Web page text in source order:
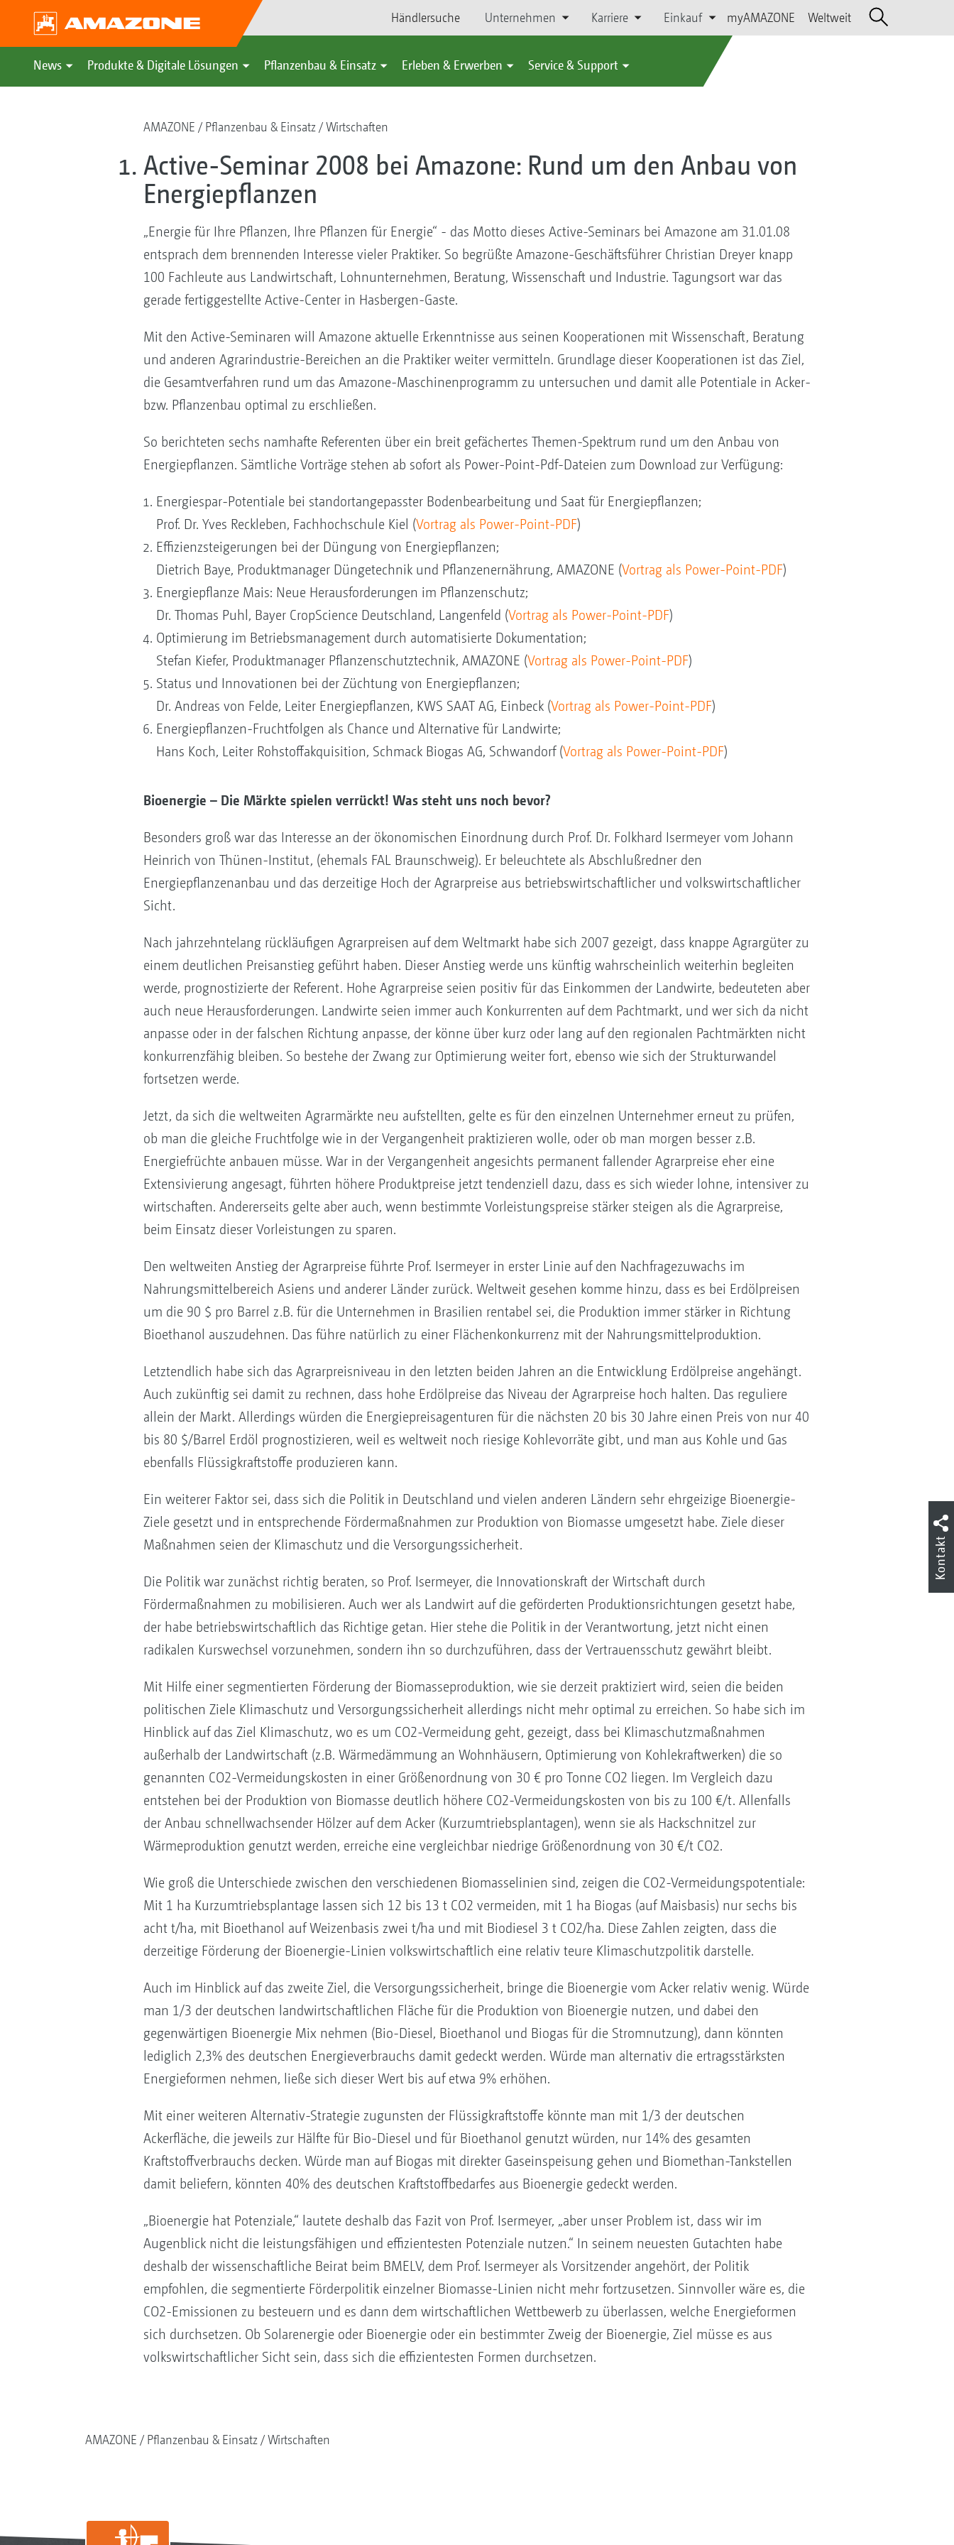
Händlersuche Unternehmen Karriere Einkauf myAMAZONE Weltweit
News Produkte & Digitale Lösungen Pflanzenbau & Einsatz Erleben & Erwerben Service & Support
AMAZONE Pflanzenbau & Einsatz Wirtschaften
Active-Seminar 2008 bei Amazone: Rund um den Anbau von
Energiepflanzen
„Energie für Ihre Pflanzen, Ihre Pflanzen für Energie“ - das Motto dieses Active-Seminars bei Amazone am 31.01.08
entsprach dem brennenden Interesse vieler Praktiker. So begrüßte Amazone-Geschäftsführer Christian Dreyer knapp
100 Fachleute aus Landwirtschaft, Lohnunternehmen, Beratung, Wissenschaft und Industrie. Tagungsort war das
gerade fertiggestellte Active-Center in Hasbergen-Gaste.
Mit den Active-Seminaren will Amazone aktuelle Erkenntnisse aus seinen Kooperationen mit Wissenschaft, Beratung
und anderen Agrarindustrie-Bereichen an die Praktiker weiter vermitteln. Grundlage dieser Kooperationen ist das Ziel,
die Gesamtverfahren rund um das Amazone-Maschinenprogramm zu untersuchen und damit alle Potentiale in Acker-
bzw. Pflanzenbau optimal zu erschließen.
So berichteten sechs namhafte Referenten über ein breit gefächertes Themen-Spektrum rund um den Anbau von
Energiepflanzen. Sämtliche Vorträge stehen ab sofort als Power-Point-Pdf-Dateien zum Download zur Verfügung:
Energiespar-Potentiale bei standortangepasster Bodenbearbeitung und Saat für Energiepflanzen;
Prof. Dr. Yves Reckleben, Fachhochschule Kiel (Vortrag als Power-Point-PDF)
Effizienzsteigerungen bei der Düngung von Energiepflanzen;
Dietrich Baye, Produktmanager Düngetechnik und Pflanzenernährung, AMAZONE (Vortrag als Power-Point-PDF)
Energiepflanze Mais: Neue Herausforderungen im Pflanzenschutz;
Dr. Thomas Puhl, Bayer CropScience Deutschland, Langenfeld (Vortrag als Power-Point-PDF)
Optimierung im Betriebsmanagement durch automatisierte Dokumentation;
Stefan Kiefer, Produktmanager Pflanzenschutztechnik, AMAZONE (Vortrag als Power-Point-PDF)
Status und Innovationen bei der Züchtung von Energiepflanzen;
Dr. Andreas von Felde, Leiter Energiepflanzen, KWS SAAT AG, Einbeck (Vortrag als Power-Point-PDF)
Energiepflanzen-Fruchtfolgen als Chance und Alternative für Landwirte;
Hans Koch, Leiter Rohstoffakquisition, Schmack Biogas AG, Schwandorf (Vortrag als Power-Point-PDF)
Bioenergie – Die Märkte spielen verrückt! Was steht uns noch bevor?
Besonders groß war das Interesse an der ökonomischen Einordnung durch Prof. Dr. Folkhard Isermeyer vom Johann
Heinrich von Thünen-Institut, (ehemals FAL Braunschweig). Er beleuchtete als Abschlußredner den
Energiepflanzenanbau und das derzeitige Hoch der Agrarpreise aus betriebswirtschaftlicher und volkswirtschaftlicher
Sicht.
Nach jahrzehntelang rückläufigen Agrarpreisen auf dem Weltmarkt habe sich 2007 gezeigt, dass knappe Agrargüter zu
einem deutlichen Preisanstieg geführt haben. Dieser Anstieg werde uns künftig wahrscheinlich weiterhin begleiten
werde, prognostizierte der Referent. Hohe Agrarpreise seien positiv für das Einkommen der Landwirte, bedeuteten aber
auch neue Herausforderungen. Landwirte seien immer auch Konkurrenten auf dem Pachtmarkt, und wer sich da nicht
anpasse oder in der falschen Richtung anpasse, der könne über kurz oder lang auf den regionalen Pachtmärkten nicht
konkurrenzfähig bleiben. So bestehe der Zwang zur Optimierung weiter fort, ebenso wie sich der Strukturwandel
fortsetzen werde.
Jetzt, da sich die weltweiten Agrarmärkte neu aufstellten, gelte es für den einzelnen Unternehmer erneut zu prüfen,
ob man die gleiche Fruchtfolge wie in der Vergangenheit praktizieren wolle, oder ob man morgen besser z.B.
Energiefrüchte anbauen müsse. War in der Vergangenheit angesichts permanent fallender Agrarpreise eher eine
Extensivierung angesagt, führten höhere Produktpreise jetzt tendenziell dazu, dass es sich wieder lohne, intensiver zu
wirtschaften. Andererseits gelte aber auch, wenn bestimmte Vorleistungspreise stärker steigen als die Agrarpreise,
beim Einsatz dieser Vorleistungen zu sparen.
Den weltweiten Anstieg der Agrarpreise führte Prof. Isermeyer in erster Linie auf den Nachfragezuwachs im
Nahrungsmittelbereich Asiens und anderer Länder zurück. Weltweit gesehen komme hinzu, dass es bei Erdölpreisen
um die 90 $ pro Barrel z.B. für die Unternehmen in Brasilien rentabel sei, die Produktion immer stärker in Richtung
Bioethanol auszudehnen. Das führe natürlich zu einer Flächenkonkurrenz mit der Nahrungsmittelproduktion.
Letztendlich habe sich das Agrarpreisniveau in den letzten beiden Jahren an die Entwicklung Erdölpreise angehängt.
Auch zukünftig sei damit zu rechnen, dass hohe Erdölpreise das Niveau der Agrarpreise hoch halten. Das reguliere
allein der Markt. Allerdings würden die Energiepreisagenturen für die nächsten 20 bis 30 Jahre einen Preis von nur 40
bis 80 $/Barrel Erdöl prognostizieren, weil es weltweit noch riesige Kohlevorräte gibt, und man aus Kohle und Gas
ebenfalls Flüssigkraftstoffe produzieren kann.
Ein weiterer Faktor sei, dass sich die Politik in Deutschland und vielen anderen Ländern sehr ehrgeizige Bioenergie-
Ziele gesetzt und in entsprechende Fördermaßnahmen zur Produktion von Biomasse umgesetzt habe. Ziele dieser
Maßnahmen seien der Klimaschutz und die Versorgungssicherheit.
Die Politik war zunächst richtig beraten, so Prof. Isermeyer, die Innovationskraft der Wirtschaft durch
Fördermaßnahmen zu mobilisieren. Auch wer als Landwirt auf die geförderten Produktionsrichtungen gesetzt habe,
der habe betriebswirtschaftlich das Richtige getan. Hier stehe die Politik in der Verantwortung, jetzt nicht einen
radikalen Kurswechsel vorzunehmen, sondern ihn so durchzuführen, dass der Vertrauensschutz gewährt bleibt.
Mit Hilfe einer segmentierten Förderung der Biomasseproduktion, wie sie derzeit praktiziert wird, seien die beiden
politischen Ziele Klimaschutz und Versorgungssicherheit allerdings nicht mehr optimal zu erreichen. So habe sich im
Hinblick auf das Ziel Klimaschutz, wo es um CO2-Vermeidung geht, gezeigt, dass bei Klimaschutzmaßnahmen
außerhalb der Landwirtschaft (z.B. Wärmedämmung an Wohnhäusern, Optimierung von Kohlekraftwerken) die so
genannten CO2-Vermeidungskosten in einer Größenordnung von 30 € pro Tonne CO2 liegen. Im Vergleich dazu
entstehen bei der Produktion von Biomasse deutlich höhere CO2-Vermeidungskosten von bis zu 100 €/t. Allenfalls
der Anbau schnellwachsender Hölzer auf dem Acker (Kurzumtriebsplantagen), wenn sie als Hackschnitzel zur
Wärmeproduktion genutzt werden, erreiche eine vergleichbar niedrige Größenordnung von 30 €/t CO2.
Wie groß die Unterschiede zwischen den verschiedenen Biomasselinien sind, zeigen die CO2-Vermeidungspotentiale:
Mit 1 ha Kurzumtriebsplantage lassen sich 12 bis 13 t CO2 vermeiden, mit 1 ha Biogas (auf Maisbasis) nur sechs bis
acht t/ha, mit Bioethanol auf Weizenbasis zwei t/ha und mit Biodiesel 3 t CO2/ha. Diese Zahlen zeigten, dass die
derzeitige Förderung der Bioenergie-Linien volkswirtschaftlich eine relativ teure Klimaschutzpolitik darstelle.
Auch im Hinblick auf das zweite Ziel, die Versorgungssicherheit, bringe die Bioenergie vom Acker relativ wenig. Würde
man 1/3 der deutschen landwirtschaftlichen Fläche für die Produktion von Bioenergie nutzen, und dabei den
gegenwärtigen Bioenergie Mix nehmen (Bio-Diesel, Bioethanol und Biogas für die Stromnutzung), dann könnten
lediglich 2,3% des deutschen Energieverbrauchs damit gedeckt werden. Würde man alternativ die ertragsstärksten
Energieformen nehmen, ließe sich dieser Wert bis auf etwa 9% erhöhen.
Mit einer weiteren Alternativ-Strategie zugunsten der Flüssigkraftstoffe könnte man mit 1/3 der deutschen
Ackerfläche, die jeweils zur Hälfte für Bio-Diesel und für Bioethanol genutzt würden, nur 14% des gesamten
Kraftstoffverbrauchs decken. Würde man auf Biogas mit direkter Gaseinspeisung gehen und Biomethan-Tankstellen
damit beliefern, könnten 40% des deutschen Kraftstoffbedarfes aus Bioenergie gedeckt werden.
„Bioenergie hat Potenziale,“ lautete deshalb das Fazit von Prof. Isermeyer, „aber unser Problem ist, dass wir im
Augenblick nicht die leistungsfähigen und effizientesten Potenziale nutzen.“ In seinem neuesten Gutachten habe
deshalb der wissenschaftliche Beirat beim BMELV, dem Prof. Isermeyer als Vorsitzender angehört, der Politik
empfohlen, die segmentierte Förderpolitik einzelner Biomasse-Linien nicht mehr fortzusetzen. Sinnvoller wäre es, die
CO2-Emissionen zu besteuern und es dann dem wirtschaftlichen Wettbewerb zu überlassen, welche Energieformen
sich durchsetzen. Ob Solarenergie oder Bioenergie oder ein bestimmter Zweig der Bioenergie, Ziel müsse es aus
volkswirtschaftlicher Sicht sein, dass sich die effizientesten Formen durchsetzen.
AMAZONE Pflanzenbau & Einsatz Wirtschaften
Kontakt